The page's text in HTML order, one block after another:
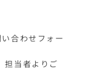
合わせフォー
担当者よりご